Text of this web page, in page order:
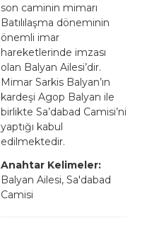
son caminin mimarı
Batılılaşma döneminin
önemli imar
hareketlerinde imzası
olan Balyan Ailesi’dir.
Mimar Sarkis Balyan’ın
kardeşi Agop Balyan ile
birlikte Sa’dabad Camisi’ni
yaptığı kabul
edilmektedir.
Anahtar Kelimeler:
Balyan Ailesi, Sa'dabad
Camisi